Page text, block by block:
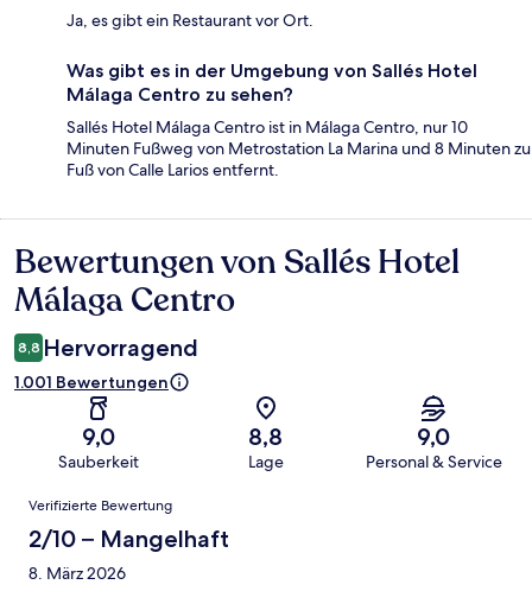
Ja, es gibt ein Restaurant vor Ort.
Was gibt es in der Umgebung von Sallés Hotel
Málaga Centro zu sehen?
Sallés Hotel Málaga Centro ist in Málaga Centro, nur 10
Minuten Fußweg von Metrostation La Marina und 8 Minuten zu
Fuß von Calle Larios entfernt.
Bewertungen
Bewertungen von Sallés Hotel
Málaga Centro
8,8 Hervorragend
1.001 Bewertungen
9,0
Sauberkeit
8,8
Lage
9,0
Personal & Service
Bewertungen
Verifizierte Bewertung
2/10 – Mangelhaft
8. März 2026